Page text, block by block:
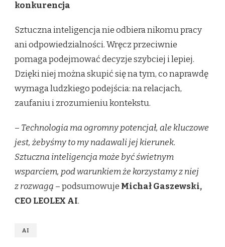
konkurencja
Sztuczna inteligencja nie odbiera nikomu pracy
ani odpowiedzialności. Wręcz przeciwnie
pomaga podejmować decyzje szybciej i lepiej.
Dzięki niej można skupić się na tym, co naprawdę
wymaga ludzkiego podejścia: na relacjach,
zaufaniu i zrozumieniu kontekstu.
– Technologia ma ogromny potencjał, ale kluczowe
jest, żebyśmy to my nadawali jej kierunek.
Sztuczna inteligencja może być świetnym
wsparciem, pod warunkiem że korzystamy z niej
z rozwagą – podsumowuje Michał Gaszewski,
CEO LEOLEX AI.
AI